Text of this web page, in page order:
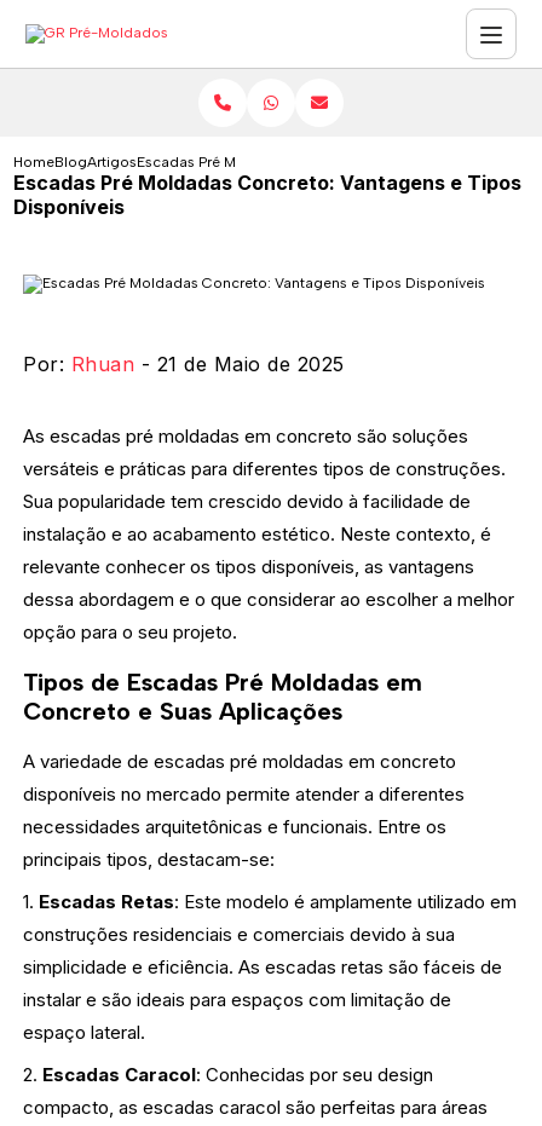
HomeBlogArtigosEscadas Pré Moldadas Concreto: Vantagens e Tipos
Escadas Pré Moldadas Concreto: Vantagens e Tipos
Disponíveis
Por: Rhuan - 21 de Maio de 2025
As escadas pré moldadas em concreto são soluções
versáteis e práticas para diferentes tipos de construções.
Sua popularidade tem crescido devido à facilidade de
instalação e ao acabamento estético. Neste contexto, é
relevante conhecer os tipos disponíveis, as vantagens
dessa abordagem e o que considerar ao escolher a melhor
opção para o seu projeto.
Tipos de Escadas Pré Moldadas em
Concreto e Suas Aplicações
A variedade de escadas pré moldadas em concreto
disponíveis no mercado permite atender a diferentes
necessidades arquitetônicas e funcionais. Entre os
principais tipos, destacam-se:
1. Escadas Retas: Este modelo é amplamente utilizado em
construções residenciais e comerciais devido à sua
simplicidade e eficiência. As escadas retas são fáceis de
instalar e são ideais para espaços com limitação de
espaço lateral.
2. Escadas Caracol: Conhecidas por seu design
compacto, as escadas caracol são perfeitas para áreas